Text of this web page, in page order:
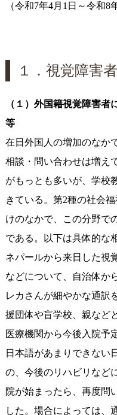
（令和7年4月1日～令和8
１．視覚障害
（１）外国籍視覚障害
等
在日外国人の増加のなか
相談・問い合わせは増え
がもっとも多いが、学校
きている。第2種の社会
けのなかで、この分野で
である。以下は具体的な
ネパールから来日した視
などについて、自治体か
レカさんが細やかな通訳
援団体や盲学校、親など
医療機関から今後入院予
日本語があまりできない
の、今後のリハビリなど
院が始まったら、再度問
した。場合によっては、